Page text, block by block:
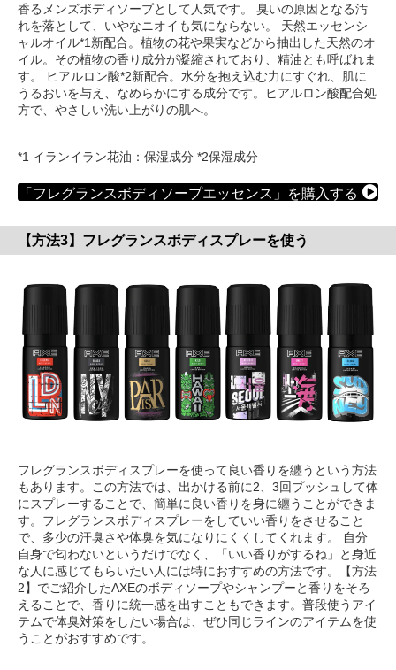
香るメンズボディソープとして人気です。 臭いの原因となる汚
れを落として、いやなニオイも気にならない。 天然エッセンシ
ャルオイル*1新配合。植物の花や果実などから抽出した天然のオ
イル。その植物の香り成分が凝縮されており、精油とも呼ばれま
す。 ヒアルロン酸*2新配合。水分を抱え込む力にすぐれ、肌に
うるおいを与え、なめらかにする成分です。ヒアルロン酸配合処
方で、やさしい洗い上がりの肌へ。
*1 イランイラン花油：保湿成分 *2保湿成分
「フレグランスボディソープエッセンス」を購入する
【方法3】フレグランスボディスプレーを使う
フレグランスボディスプレーを使って良い香りを纏うという方法
もあります。この方法では、出かける前に2、3回プッシュして体
にスプレーすることで、簡単に良い香りを身に纏うことができま
す。フレグランスボディスプレーをしていい香りをさせること
で、多少の汗臭さや体臭を気になりにくくしてくれます。 自分
自身で匂わないというだけでなく、「いい香りがするね」と身近
な人に感じてもらいたい人には特におすすめの方法です。【方法
2】でご紹介したAXEのボディソープやシャンプーと香りをそろ
えることで、香りに統一感を出すこともできます。普段使うアイ
テムで体臭対策をしたい場合は、ぜひ同じラインのアイテムを使
うことがおすすめです。